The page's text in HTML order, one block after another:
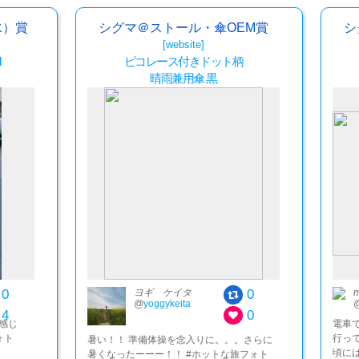
賞
じ
ト
シグマ＠ストール・傘OEM賞
[website]
ピコレース付きドット柄
晴雨兼用傘 黒
ヨギ ケイタ
@yoggykeita
0
0
暑い！！ 準備体操を念入りに。。。さらに
暑くなったーーー！！ #ホットな旅フォト
電車
行っ
頃に